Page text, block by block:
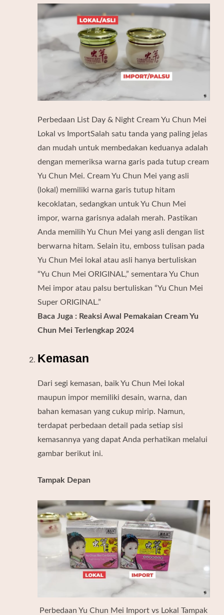
Perbedaan List Day & Night Cream Yu Chun Mei
Lokal vs ImportSalah satu tanda yang paling jelas
dan mudah untuk membedakan keduanya adalah
dengan memeriksa warna garis pada tutup cream
Yu Chun Mei. Cream Yu Chun Mei yang asli
(lokal) memiliki warna garis tutup hitam
kecoklatan, sedangkan untuk Yu Chun Mei
impor, warna garisnya adalah merah. Pastikan
Anda memilih Yu Chun Mei yang asli dengan list
berwarna hitam. Selain itu, emboss tulisan pada
Yu Chun Mei lokal atau asli hanya bertuliskan
“Yu Chun Mei ORIGINAL,” sementara Yu Chun
Mei impor atau palsu bertuliskan “Yu Chun Mei
Super ORIGINAL.”
Baca Juga : Reaksi Awal Pemakaian Cream Yu
Chun Mei Terlengkap 2024
Kemasan
Dari segi kemasan, baik Yu Chun Mei lokal
maupun impor memiliki desain, warna, dan
bahan kemasan yang cukup mirip. Namun,
terdapat perbedaan detail pada setiap sisi
kemasannya yang dapat Anda perhatikan melalui
gambar berikut ini.
Tampak Depan
Perbedaan Yu Chun Mei Import vs Lokal Tampak